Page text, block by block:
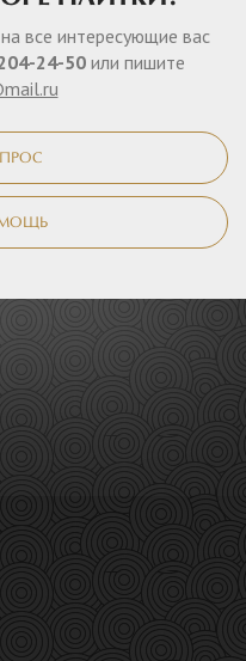
все интересующие вас
24-50 или пишите